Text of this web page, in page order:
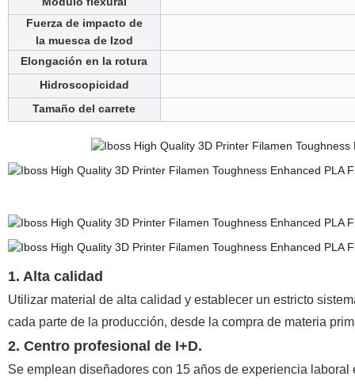
Fuerza de impacto de
la muesca de Izod
Elongación en la rotura
Hidroscopicidad
Tamaño del carrete
1. Alta calidad
Utilizar material de alta calidad y establecer un estricto
cada parte de la producción, desde la compra de materia
2. Centro profesional de I+D.
Se emplean diseñadores con 15 años de experiencia